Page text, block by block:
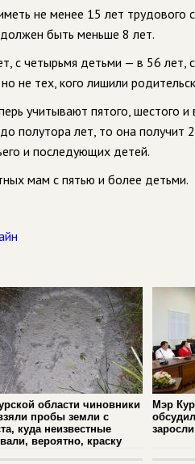
не менее 15 лет трудового
быть меньше 8 лет.
с четырьмя детьми — в 56 лет,
не тех, кого лишили
учитывают пятого, шестого
полутора лет, то она получит
и последующих детей.
мам с пятью и более детьми.
области чиновники
пробы земли с
куда неизвестные
вероятно, краску
Мэр